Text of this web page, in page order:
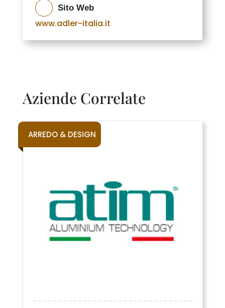
Sito Web
www.adler-italia.it
Aziende Correlate
ARREDO & DESIGN